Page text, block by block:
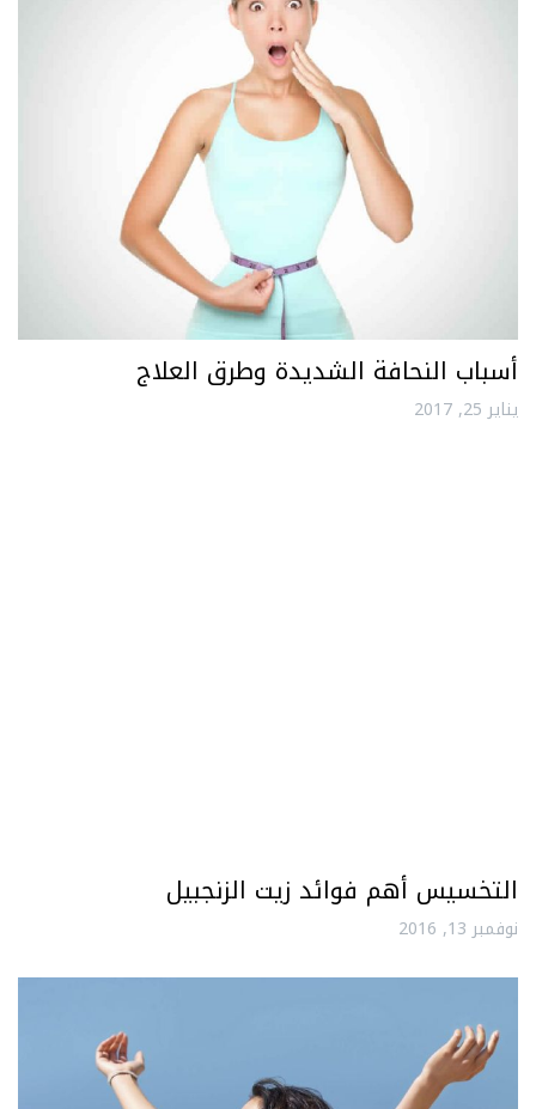
أسباب النحافة الشديدة وطرق العلاج
يناير 25, 2017
التخسيس أهم فوائد زيت الزنجبيل
نوفمبر 13, 2016